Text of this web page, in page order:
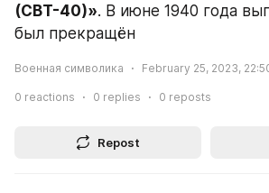
(СВТ-40)». В июне 1940 года
был прекращён
Военная символика February 25, 2023,
0 reactions 0 replies 0 reposts
Repost